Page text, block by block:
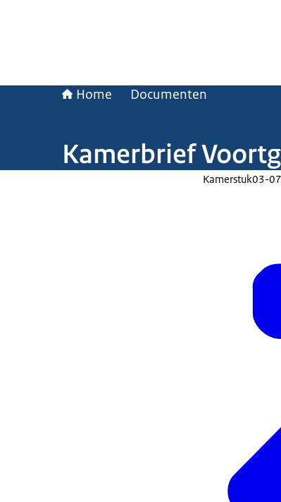
Home Documenten
Kamerbrief
Kamerstuk03-